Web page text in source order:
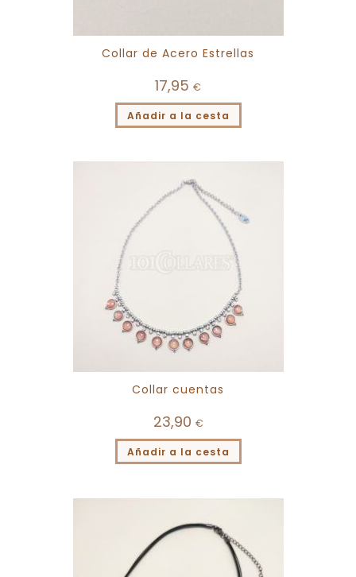
Collar de Acero Estrellas
17,95 €
Añadir a la cesta
Collar cuentas
23,90 €
Añadir a la cesta